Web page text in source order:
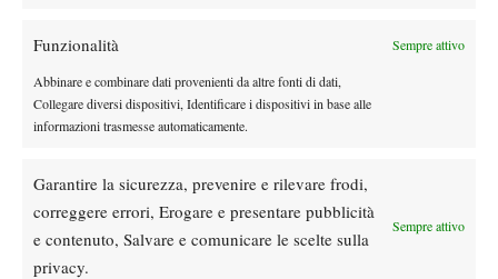
Funzionalità Sempre attivo
Abbinare e combinare dati provenienti da altre fonti di dati,
Collegare diversi dispositivi, Identificare i dispositivi in base alle
informazioni trasmesse automaticamente.
Garantire la sicurezza, prevenire e rilevare frodi,
correggere errori, Erogare e presentare pubblicità
e contenuto, Salvare e comunicare le scelte sulla
privacy.
Sempre attivo
TAGGED:Tennis Club Milano
DI TENDENZA